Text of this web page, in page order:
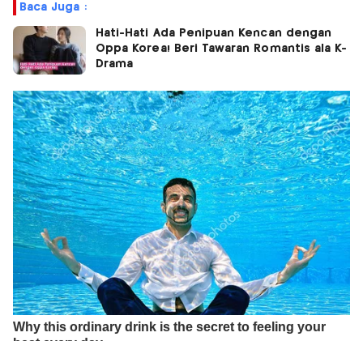
Baca Juga :
Hati-Hati Ada Penipuan Kencan dengan
Oppa Korea! Beri Tawaran Romantis ala K-
Drama